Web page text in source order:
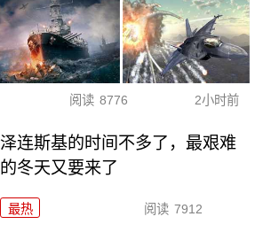
阅读 8776 2小时前
泽连斯基的时间不多了，最艰难
的冬天又要来了
最热 阅读 7912